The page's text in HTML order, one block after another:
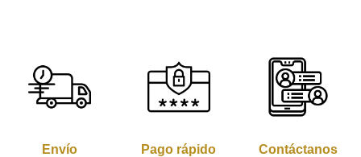
Envío Pago rápido Contáctanos